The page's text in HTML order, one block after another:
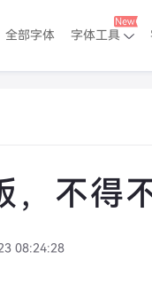
全部字体 字体工具
，不得
08:24:28